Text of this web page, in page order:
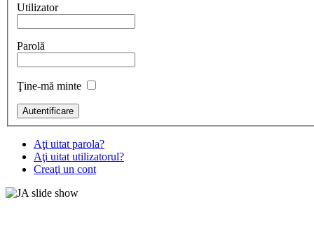
Utilizator
Parolă
Ţine-mă minte
Aţi uitat parola?
Aţi uitat utilizatorul?
Creaţi un cont